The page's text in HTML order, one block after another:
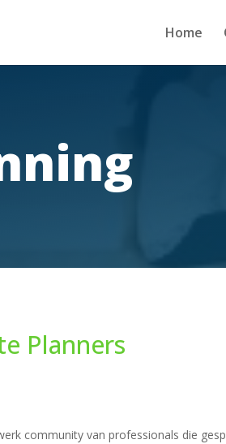
Home
Planners
community van professionals die